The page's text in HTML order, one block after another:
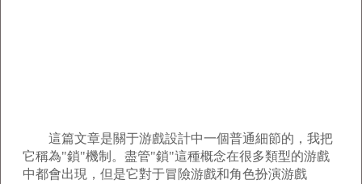
這篇文章是關于游戲設計中一個普通細節的，我把
它稱為"鎖"機制。盡管"鎖"這種概念在很多類型的游戲
中都會出現，但是它對于冒險游戲和角色扮演游戲